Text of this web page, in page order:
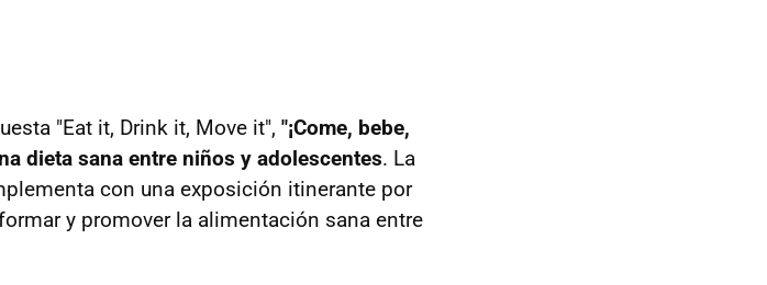
"Eat it, Drink it, Move it", "¡Come, bebe,
dieta sana entre niños y adolescentes. La
con una exposición itinerante por
y promover la alimentación sana entre